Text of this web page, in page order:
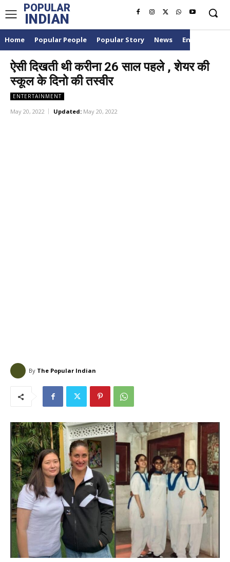
POPULAR
INDIAN
Home Popular People Popular Story News
ऐसी दिखती थी करीना 26 साल पहले , शेयर की
स्कूल के दिनो की तस्वीर
ENTERTAINMENT
May 20, 2022 Updated: May 20, 2022
By The Popular Indian